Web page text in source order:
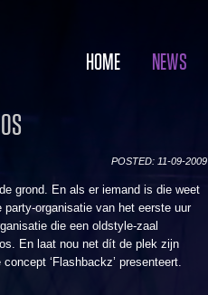
HOME NEWS
POSTED: 11-09-2009
grond. En als er iemand is die weet
organisatie van het eerste uur
die een oldstyle-zaal
En laat nou net dít de plek zijn
‘Flashbackz’ presenteert.